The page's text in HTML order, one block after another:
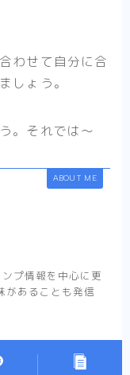
わせて自分に合
しょう。
。それでは〜
ABOUT ME
プ情報を中心に更
があることも発信